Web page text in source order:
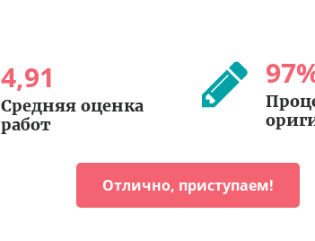
4,91
Средняя оценка
работ
97
Отлично, приступаем!